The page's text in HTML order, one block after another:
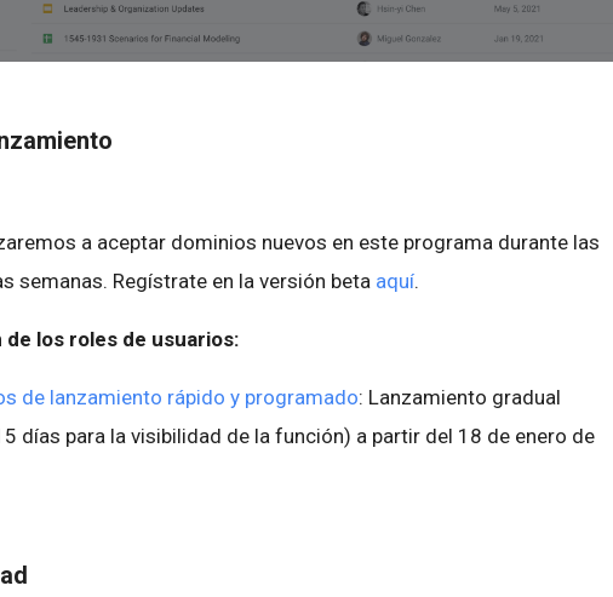
a aceptar dominios nuevos en este programa durante las
semanas. Regístrate en la versión beta aquí.
los roles de usuarios:
de lanzamiento rápido y programado: Lanzamiento gradual
días para la visibilidad de la función) a partir del 18 de enero de